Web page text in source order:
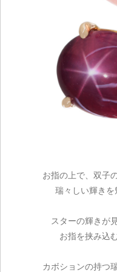
お指の上で、双子
瑞々しい輝きを
スターの輝きが
お指を挟み込
カボションの持つ
お